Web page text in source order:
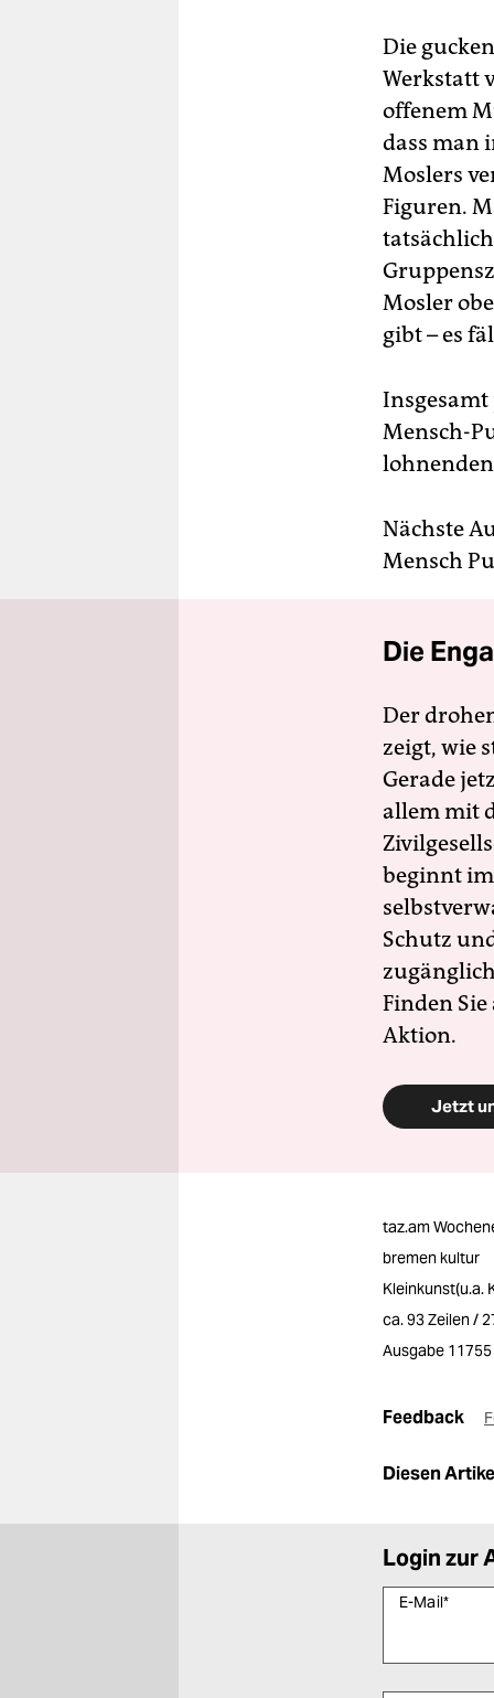
Die
Werkstatt
offenem
dass man
Moslers
Figuren.
Mosler
gibt – es
Insgesamt
Mensch-
Nächste
Mensch
Die
Der
zeigt, wie
Gerade
allem mit
beginnt
Schutz
Finden
Aktion.
Jetzt
taz.am
bremen kultur
Kleinkunst(u.a.
ca. 93 Zeilen /
Ausgabe 11755
Feedback
Diesen
Login zur
E-Mail*